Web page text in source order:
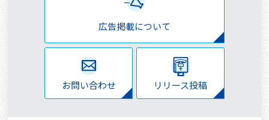
広告掲載について
お問い合わせ リリース投稿